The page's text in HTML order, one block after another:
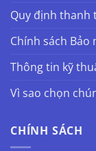
Quy định thanh
Chính sách Bảo
Thông tin kỹ
Vì sao chọn
CHÍNH SÁCH